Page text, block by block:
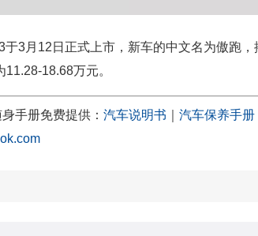
于3月12日正式上市，新车的中文名为傲跑
18.68万元。
手册免费提供： 汽车说明书 汽车保养手册